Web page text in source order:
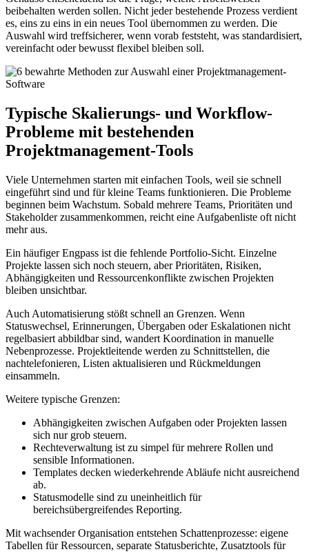
beibehalten werden sollen. Nicht jeder bestehende Prozess verdient
es, eins zu eins in ein neues Tool übernommen zu werden. Die
Auswahl wird treffsicherer, wenn vorab feststeht, was standardisiert,
vereinfacht oder bewusst flexibel bleiben soll.
Typische Skalierungs- und Workflow-
Probleme mit bestehenden
Projektmanagement-Tools
Viele Unternehmen starten mit einfachen Tools, weil sie schnell
eingeführt sind und für kleine Teams funktionieren. Die Probleme
beginnen beim Wachstum. Sobald mehrere Teams, Prioritäten und
Stakeholder zusammenkommen, reicht eine Aufgabenliste oft nicht
mehr aus.
Ein häufiger Engpass ist die fehlende Portfolio-Sicht. Einzelne
Projekte lassen sich noch steuern, aber Prioritäten, Risiken,
Abhängigkeiten und Ressourcenkonflikte zwischen Projekten
bleiben unsichtbar.
Auch Automatisierung stößt schnell an Grenzen. Wenn
Statuswechsel, Erinnerungen, Übergaben oder Eskalationen nicht
regelbasiert abbildbar sind, wandert Koordination in manuelle
Nebenprozesse. Projektleitende werden zu Schnittstellen, die
nachtelefonieren, Listen aktualisieren und Rückmeldungen
einsammeln.
Weitere typische Grenzen:
Abhängigkeiten zwischen Aufgaben oder Projekten lassen
sich nur grob steuern.
Rechteverwaltung ist zu simpel für mehrere Rollen und
sensible Informationen.
Templates decken wiederkehrende Abläufe nicht ausreichend
ab.
Statusmodelle sind zu uneinheitlich für
bereichsübergreifendes Reporting.
Mit wachsender Organisation entstehen Schattenprozesse: eigene
Tabellen für Ressourcen, separate Statusberichte, Zusatztools für